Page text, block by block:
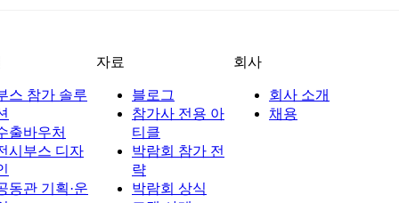
스 참가 솔루
출바우처
시부스 디자
동관 기획·운
자료
블로그
참가사 전용 아
티클
박람회 참가 전
략
박람회 상식
회사
회사 소개
채용